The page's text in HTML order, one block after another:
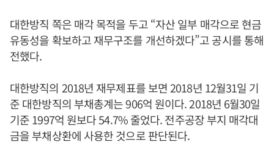
대한방직 쪽은 매각 목적을 두고 “자산 일부 매각으로 현금
유동성을 확보하고 재무구조를 개선하겠다”고 공시를 통해
전했다.
대한방직의 2018년 재무제표를 보면 2018년 12월31일 기
준 대한방직의 부채총계는 906억 원이다. 2018년 6월30일
기준 1997억 원보다 54.7% 줄었다. 전주공장 부지 매각대
금을 부채상환에 사용한 것으로 판단된다.